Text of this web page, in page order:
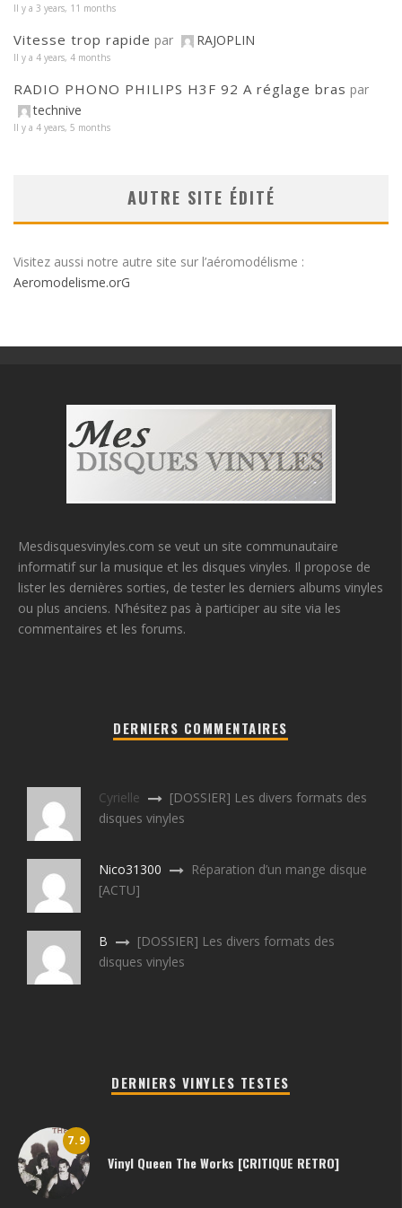
Il y a 3 years, 11 months
Vitesse trop rapide par RAJOPLIN
Il y a 4 years, 4 months
RADIO PHONO PHILIPS H3F 92 A réglage bras par
technive
Il y a 4 years, 5 months
AUTRE SITE ÉDITÉ
Visitez aussi notre autre site sur l’aéromodélisme :
Aeromodelisme.orG
Mesdisquesvinyles.com se veut un site communautaire
informatif sur la musique et les disques vinyles. Il propose de
lister les dernières sorties, de tester les derniers albums vinyles
ou plus anciens. N’hésitez pas à participer au site via les
commentaires et les forums.
DERNIERS COMMENTAIRES
Cyrielle
[DOSSIER] Les divers formats des
disques vinyles
Nico31300
Réparation d’un mange disque
[ACTU]
B
[DOSSIER] Les divers formats des
disques vinyles
DERNIERS VINYLES TESTES
7.9
Vinyl Queen The Works [CRITIQUE RETRO]